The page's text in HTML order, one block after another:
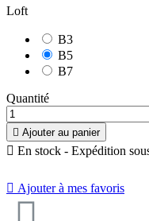
Loft
B3
B5
B7
Quantité
 Ajouter au panier
 En stock - Expédition
 Ajouter à mes favoris